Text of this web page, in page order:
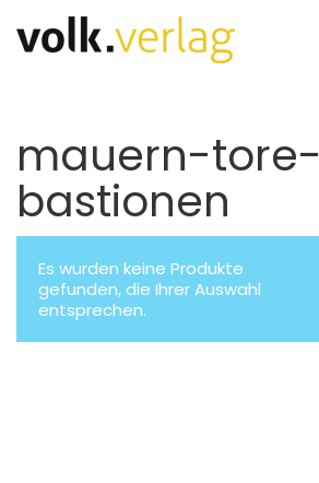
mauern-tore-
bastionen
Es wurden keine Produkte
gefunden, die Ihrer Auswahl
entsprechen.